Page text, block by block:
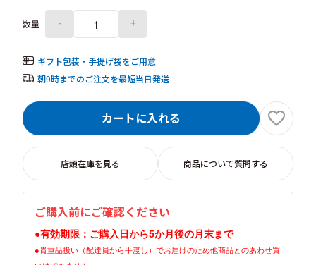
数量 - +
ギフト包装・手提げ袋をご用意
朝9時までのご注文を最短当日発送
カートに入れる
店頭在庫を見る 商品について質問する
ご購入前にご確認ください
●有効期限：ご購入日から5か月後の月末まで
●貴重品扱い（配達員から手渡し）でお届けのため他商品とのあわせ買